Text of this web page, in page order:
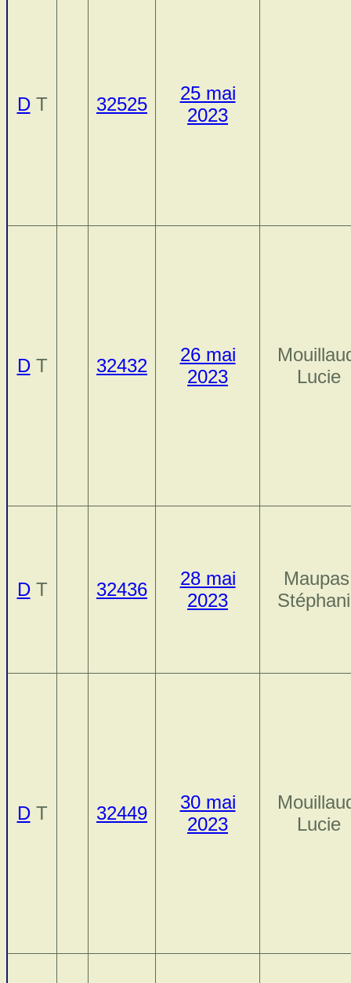
DT 32525
25 mai
2023
DT 32432
26 mai
2023
Lucie
DT 32436
28 mai
2023
DT 32449
30 mai
2023
Lucie